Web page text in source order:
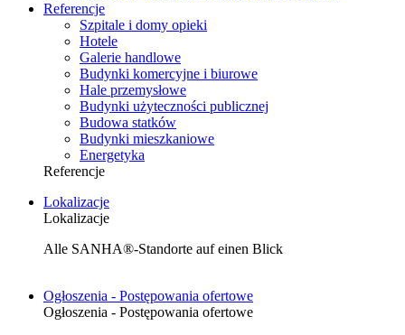
Referencje
Szpitale i domy opieki
Hotele
Galerie handlowe
Budynki komercyjne i biurowe
Hale przemysłowe
Budynki użyteczności publicznej
Budowa statków
Budynki mieszkaniowe
Energetyka
Referencje
Lokalizacje
Lokalizacje
Alle SANHA®-Standorte auf einen Blick
Ogłoszenia - Postępowania ofertowe
Ogłoszenia - Postępowania ofertowe